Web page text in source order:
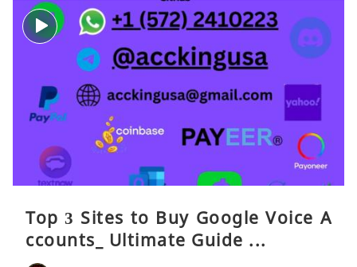
Top 3 Sites to Buy Google Voice A
ccounts_ Ultimate Guide ...